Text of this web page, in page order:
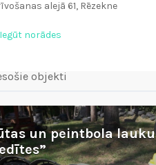
alejā 61, Rēzekne
Iegūt norādes
objekti
un peintbola